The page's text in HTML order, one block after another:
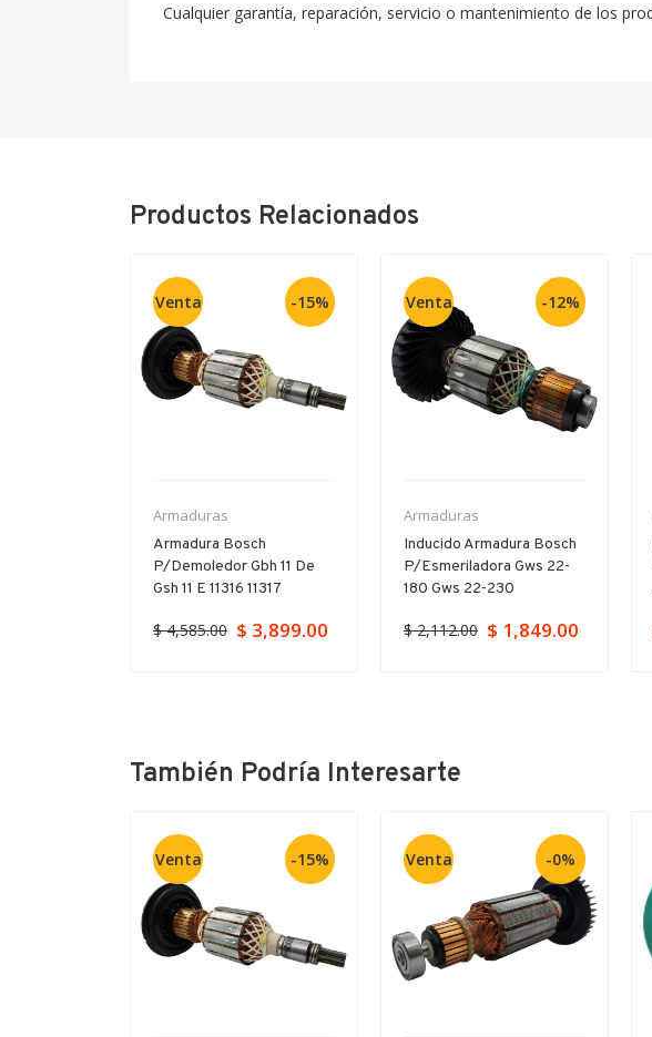
Cualquier garantía, reparación, servicio o mantenimiento de los
Productos Relacionados
Venta -15%
Armaduras
Armadura Bosch
P/demoledor Gbh 11 De
Gsh 11 E 11316 11317
$ 4,585.00 $ 3,899.00
Venta -12%
Armaduras
Inducido Armadura Bosch
P/esmeriladora Gws 22-
180 Gws 22-230
$ 2,112.00 $ 1,849.00
También Podría Interesarte
Venta -15% Venta -0%